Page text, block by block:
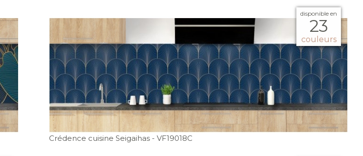
disponible en
23
couleurs
Crédence cuisine Seigaihas - VF19018C